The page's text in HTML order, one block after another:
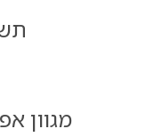
מגוון